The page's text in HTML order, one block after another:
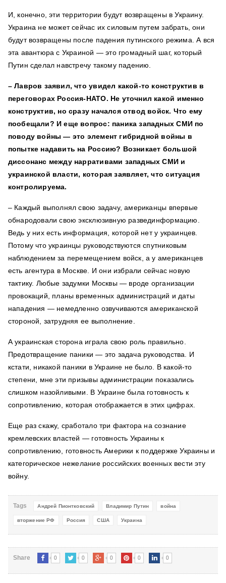
И, конечно, эти территории будут возвращены в Украину.
Украина не может сейчас их силовым путем забрать, они
будут возвращены после падения путинского режима. А вся
эта авантюра с Украиной — это громадный шаг, который
Путин сделал навстречу такому падению.
– Лавров заявил, что увидел какой-то конструктив в
переговорах Россия-НАТО. Не уточнил какой именно
конструктив, но сразу начался отвод войск. Что ему
пообещали? И еще вопрос: паника западных СМИ по
поводу войны — это элемент гибридной войны в
попытке надавить на Россию? Возникает большой
диссонанс между нарративами западных СМИ и
украинской власти, которая заявляет, что ситуация
контролируема.
– Каждый выполнял свою задачу, американцы впервые
обнародовали свою эксклюзивную развединформацию.
Ведь у них есть информация, которой нет у украинцев.
Потому что украинцы руководствуются спутниковым
наблюдением за перемещением войск, а у американцев
есть агентура в Москве. И они избрали сейчас новую
тактику. Любые задумки Москвы — вроде организации
провокаций, планы временных администраций и даты
нападения — немедленно озвучиваются американской
стороной, затрудняя ее выполнение.
А украинская сторона играла свою роль правильно.
Предотвращение паники — это задача руководства. И
кстати, никакой паники в Украине не было. В какой-то
степени, мне эти призывы администрации показались
слишком назойливыми. В Украине была готовность к
сопротивлению, которая отображается в этих цифрах.
Еще раз скажу, сработало три фактора на сознание
кремлевских властей — готовность Украины к
сопротивлению, готовность Америки к поддержке Украины и
категорическое нежелание российских военных вести эту
войну.
Tags Андрей Пионтковский Владимир Путин война
вторжение РФ Россия США Украина
Share 0 0 0 0 0